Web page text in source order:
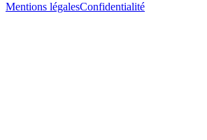
Mentions légalesConfidentialité